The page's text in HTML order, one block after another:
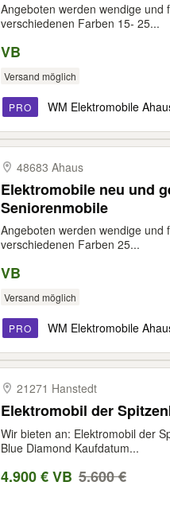
Angeboten werden wendige und
verschiedenen Farben 15- 25...
VB
Versand möglich
PRO WM Elektromobile
48683 Ahaus
Elektromobile neu und
Seniorenmobile
Angeboten werden wendige und
verschiedenen Farben 25...
VB
Versand möglich
PRO WM Elektromobile
21271 Hanstedt
Wir bieten an: Elektromobil der
Blue Diamond Kaufdatum...
4.900 € VB 5.600 €